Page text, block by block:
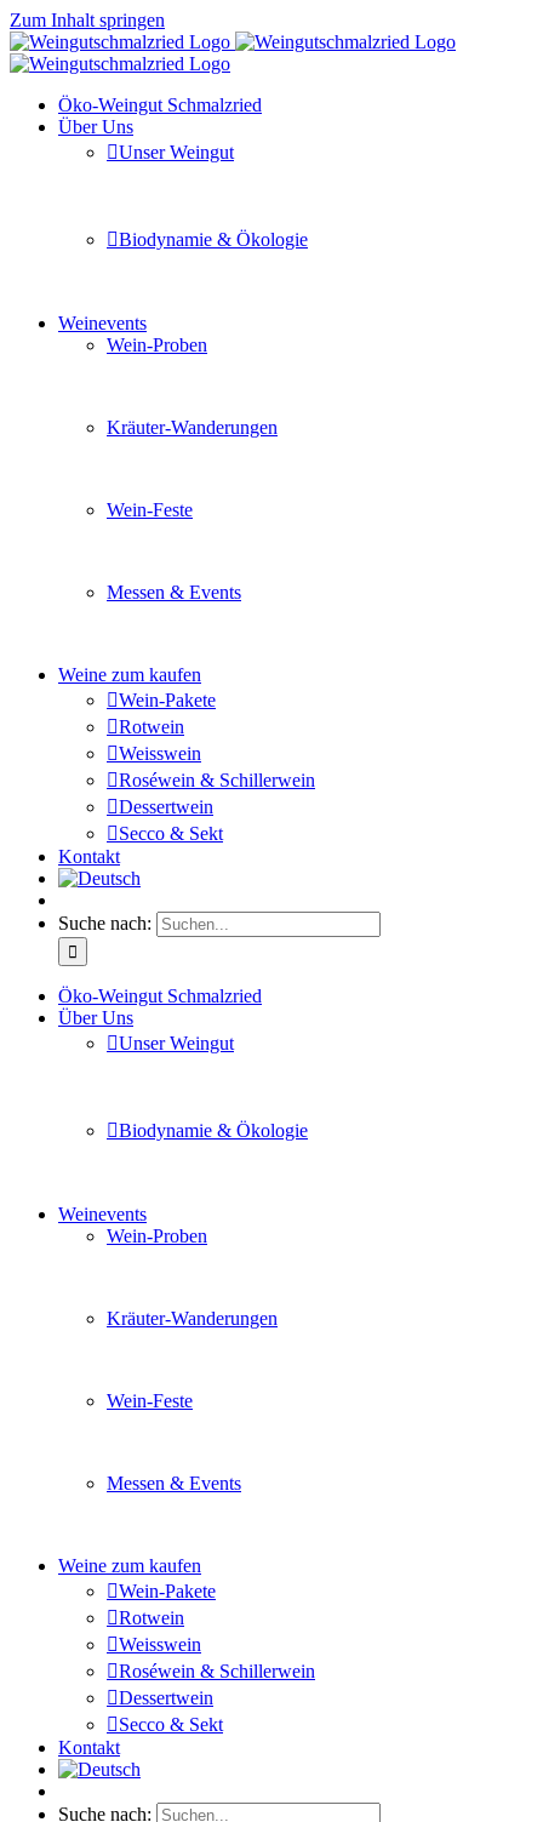
Zum Inhalt springen
Öko-Weingut Schmalzried
Über Uns
Unser Weingut
Biodynamie & Ökologie
Weinevents
Wein-Proben
Kräuter-Wanderungen
Wein-Feste
Messen & Events
Weine zum kaufen
Wein-Pakete
Rotwein
Weisswein
Roséwein & Schillerwein
Dessertwein
Secco & Sekt
Kontakt
Suche nach:
Öko-Weingut Schmalzried
Über Uns
Unser Weingut
Biodynamie & Ökologie
Weinevents
Wein-Proben
Kräuter-Wanderungen
Wein-Feste
Messen & Events
Weine zum kaufen
Wein-Pakete
Rotwein
Weisswein
Roséwein & Schillerwein
Dessertwein
Secco & Sekt
Kontakt
Suche nach: